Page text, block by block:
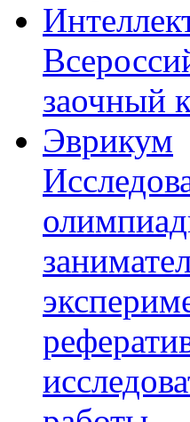
заочный
Эврикум